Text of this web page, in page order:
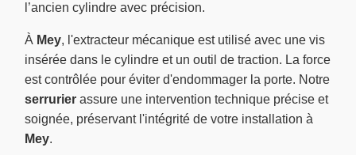
l’ancien cylindre avec précision.
À Mey, l'extracteur mécanique est utilisé avec une vis
insérée dans le cylindre et un outil de traction. La force
est contrôlée pour éviter d'endommager la porte. Notre
serrurier assure une intervention technique précise et
soignée, préservant l'intégrité de votre installation à
Mey.